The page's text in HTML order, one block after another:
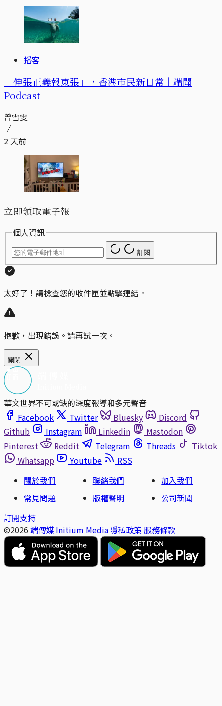
播客
「伸張正義報東張」，香港市民新日常｜端聞
Podcast
曾雪雯
2 天前
立即領取電子報
個人資訊
訂閱
太好了！請檢查您的收件匣並點擊連結。
抱歉，出現錯誤。請再試一次。
關閉
華文世界不可或缺的深度報導和多元聲音
Facebook
Twitter Bluesky
Discord
Github
Instagram Linkedin
Mastodon
Pinterest
Reddit Telegram Threads
Tiktok
Whatsapp
Youtube
RSS
關於我們
聯絡我們
加入我們
常見問題
版權聲明
公司新聞
訂閱支持
©2026 端傳媒 Initium Media 隱私政策 服務條款